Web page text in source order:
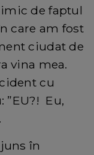
de faptul
care am fost
ciudat de
vina mea.
cu
”EU?! Eu,
în